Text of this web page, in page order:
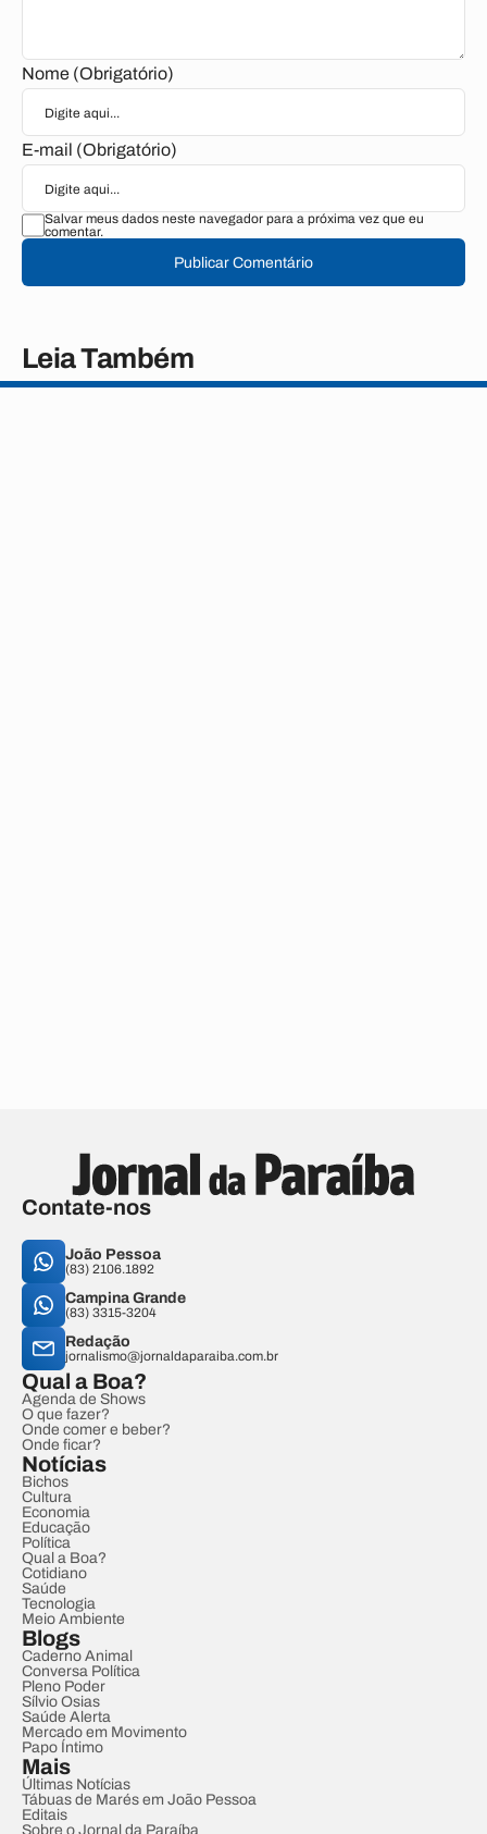
Nome (Obrigatório)
E-mail (Obrigatório)
Salvar meus dados neste navegador para a próxima vez que eu
comentar.
Publicar Comentário
Leia Também
Contate-nos
João Pessoa
(83) 2106.1892
Campina Grande
(83) 3315-3204
Redação
jornalismo@jornaldaparaiba.com.br
Qual a Boa?
Agenda de Shows
O que fazer?
Onde comer e beber?
Onde ficar?
Notícias
Bichos
Cultura
Economia
Educação
Política
Qual a Boa?
Cotidiano
Saúde
Tecnologia
Meio Ambiente
Blogs
Caderno Animal
Conversa Política
Pleno Poder
Sílvio Osias
Saúde Alerta
Mercado em Movimento
Papo Íntimo
Mais
Últimas Notícias
Tábuas de Marés em João Pessoa
Editais
Sobre o Jornal da Paraíba